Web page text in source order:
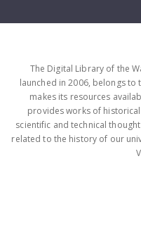
The Digital Library of the
launched in 2006, belongs
makes its resources
provides works of
scientific and technical
related to the history of our